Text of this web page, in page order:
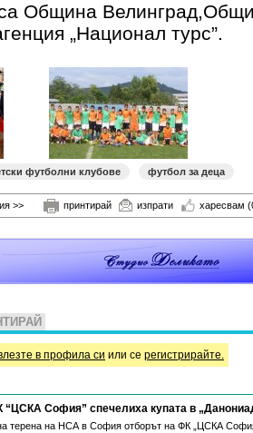
Община
„Национал турс”.
футболни клубове футбол за деца
>> принтирай изпрати харесвам
в профила си или се регистрирайте.
“ЦСКА София” спечелиха купата в
терена на НСА в София отборът на ФК „ЦСКА